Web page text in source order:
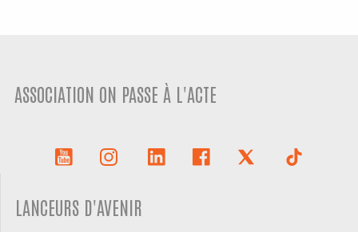
ASSOCIATION ON PASSE À L'ACTE
LANCEURS D'AVENIR